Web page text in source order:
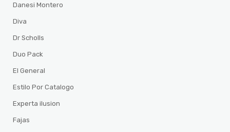
Danesi Montero
Diva
Dr Scholls
Duo Pack
El General
Estilo Por Catalogo
Experta ilusion
Fajas